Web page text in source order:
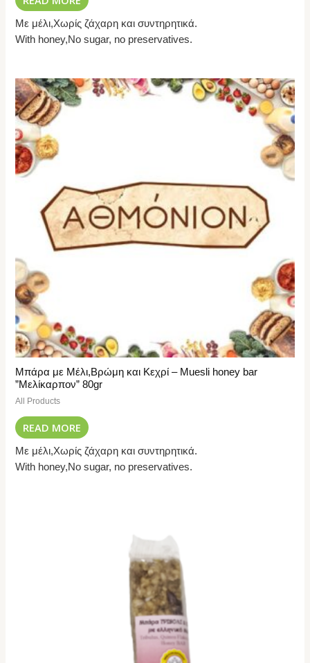
Με μέλι,Χωρίς ζάχαρη και συντηρητικά.
With honey,No sugar, no preservatives.
Μπάρα με Μέλι,Βρώμη και Κεχρί – Muesli honey bar
”Μελίκαρπον” 80gr
All Products
READ MORE
Με μέλι,Χωρίς ζάχαρη και συντηρητικά.
With honey,No sugar, no preservatives.